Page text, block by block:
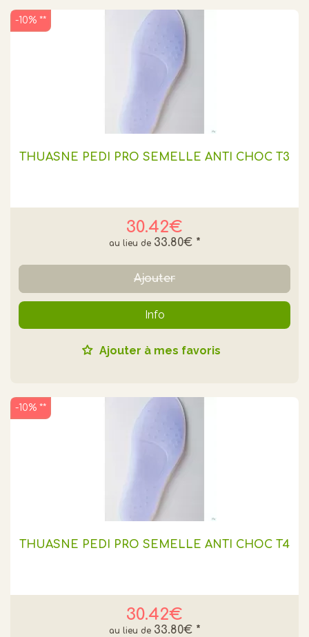
THUASNE PEDI PRO SEMELLE ANTI CHOC T3
30.42€
33.80€ *
-10% **
Ajouter
Info
Ajouter à mes favoris
THUASNE PEDI PRO SEMELLE ANTI CHOC T4
30.42€
33.80€ *
-10% **